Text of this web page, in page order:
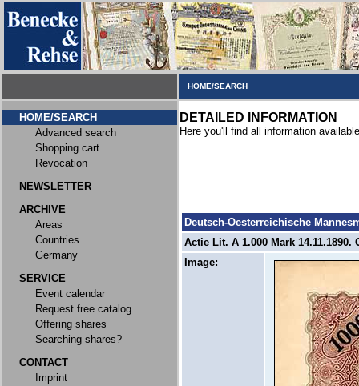
HOME/SEARCH
HOME/SEARCH
Advanced search
Shopping cart
Revocation
NEWSLETTER
ARCHIVE
Areas
Countries
Germany
SERVICE
Event calendar
Request free catalog
Offering shares
Searching shares?
CONTACT
Imprint
DETAILED INFORMATION
Here you'll find all information
Deutsch-Oesterreichische
Actie Lit. A 1.000 Mark
Image: